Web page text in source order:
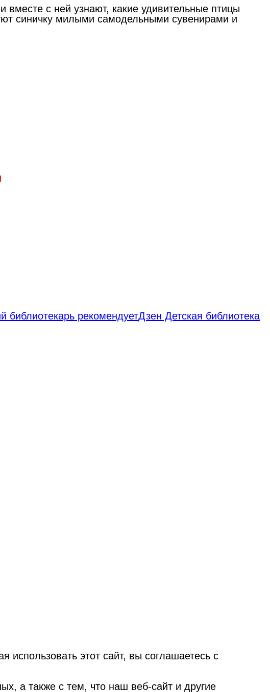
вместе с ней узнают, какие удивительные птицы
синичку милыми самодельными сувенирами и
библиотекарь рекомендуетДзен Детская библиотека
этот сайт, вы соглашаетесь с
а также с тем, что наш веб-сайт и другие